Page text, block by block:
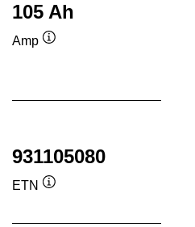
105 Ah
Amp
931105080
ETN